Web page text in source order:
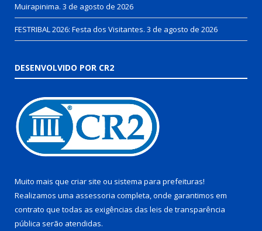
Muirapinima. 3 de agosto de 2026
FESTRIBAL 2026: Festa dos Visitantes. 3 de agosto de 2026
DESENVOLVIDO POR CR2
Muito mais que criar site ou sistema para prefeituras!
Realizamos uma assessoria completa, onde garantimos em
contrato que todas as exigências das leis de transparência
pública serão atendidas.